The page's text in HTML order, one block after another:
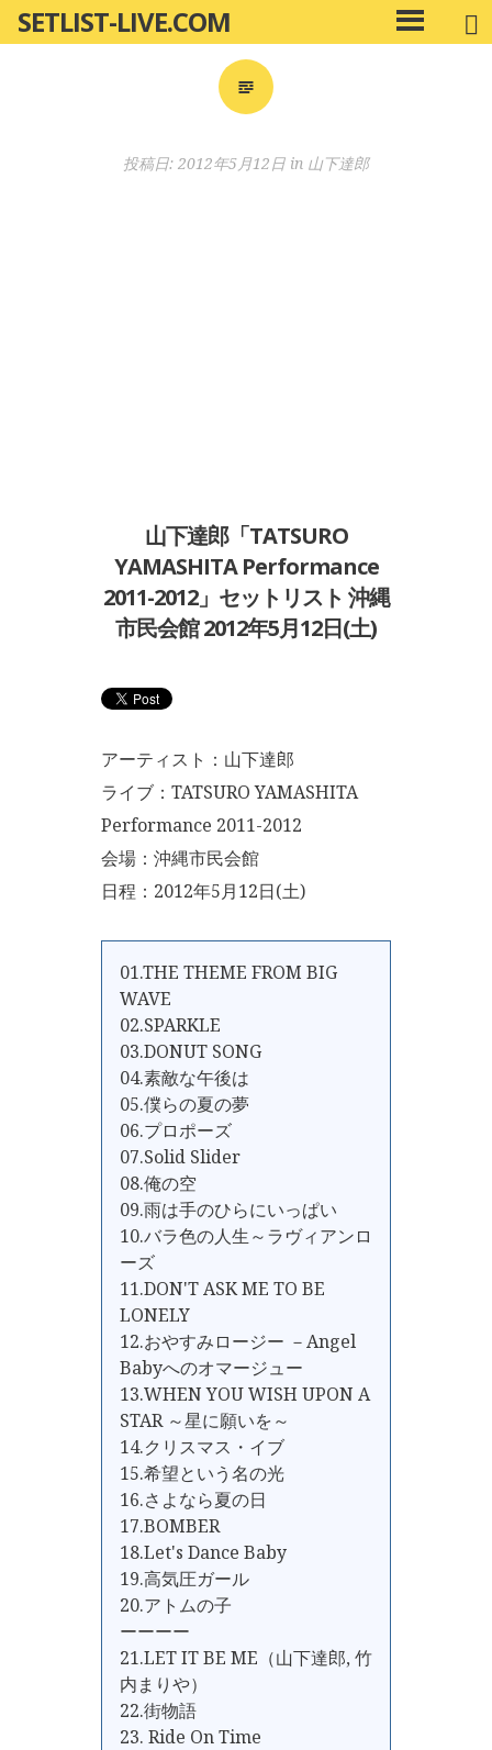
ン
SETLIST-LIVE.COM
メ
イ
投稿日: 2012年5月12日 in 山下達郎
山下達郎「TATSURO
YAMASHITA Performance
2011-2012」セットリスト 沖縄
市民会館 2012年5月12日(土)
アーティスト：山下達郎
ライブ：TATSURO YAMASHITA
Performance 2011-2012
会場：沖縄市民会館
日程：2012年5月12日(土)
01.THE THEME FROM BIG
WAVE
02.SPARKLE
03.DONUT SONG
04.素敵な午後は
05.僕らの夏の夢
06.プロポーズ
07.Solid Slider
08.俺の空
09.雨は手のひらにいっぱい
10.バラ色の人生～ラヴィアンロ
ーズ
11.DON'T ASK ME TO BE
LONELY
12.おやすみロージー －Angel
Babyへのオマージュー
13.WHEN YOU WISH UPON A
STAR ～星に願いを～
14.クリスマス・イブ
15.希望という名の光
16.さよなら夏の日
17.BOMBER
18.Let's Dance Baby
19.高気圧ガール
20.アトムの子
ーーーー
21.LET IT BE ME（山下達郎, 竹
内まりや）
22.街物語
23. Ride On Time